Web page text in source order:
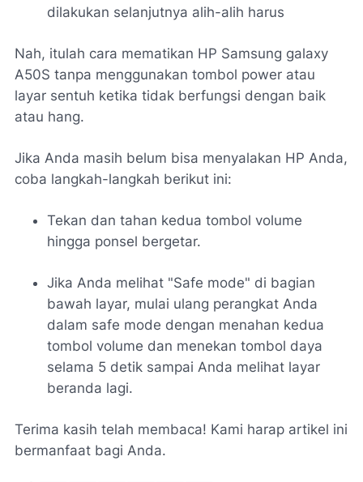
dilakukan selanjutnya alih-alih harus
Nah, itulah cara mematikan HP Samsung galaxy
A50S tanpa menggunakan tombol power atau
layar sentuh ketika tidak berfungsi dengan baik
atau hang.
Jika Anda masih belum bisa menyalakan HP Anda,
coba langkah-langkah berikut ini:
Tekan dan tahan kedua tombol volume
hingga ponsel bergetar.
Jika Anda melihat "Safe mode" di bagian
bawah layar, mulai ulang perangkat Anda
dalam safe mode dengan menahan kedua
tombol volume dan menekan tombol daya
selama 5 detik sampai Anda melihat layar
beranda lagi.
Terima kasih telah membaca! Kami harap artikel ini
bermanfaat bagi Anda.